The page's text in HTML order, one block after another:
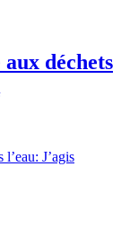
déchets
J’agis